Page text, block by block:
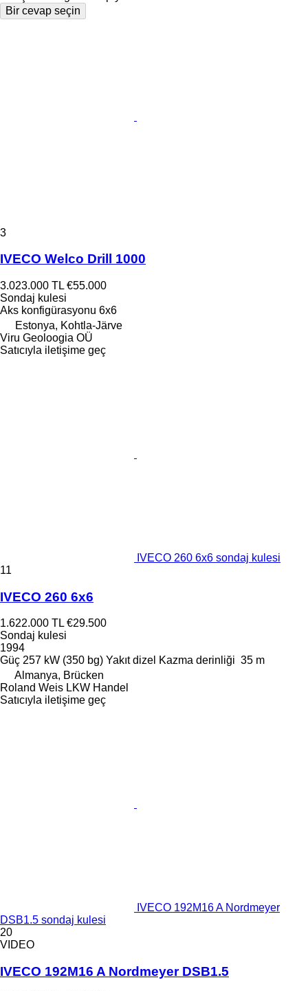
Bir cevap seçin
3
IVECO Welco Drill 1000
3.023.000 TL €55.000
Sondaj kulesi
Aks konfigürasyonu 6x6
Estonya, Kohtla-Järve
Viru Geoloogia OÜ
Satıcıyla iletişime geç
IVECO 260 6x6 sondaj kulesi
11
IVECO 260 6x6
1.622.000 TL €29.500
Sondaj kulesi
1994
Güç 257 kW (350 bg) Yakıt dizel Kazma derinliği 35 m
Almanya, Brücken
Roland Weis LKW Handel
Satıcıyla iletişime geç
IVECO 192M16 A Nordmeyer
DSB1.5 sondaj kulesi
20
VIDEO
IVECO 192M16 A Nordmeyer DSB1.5